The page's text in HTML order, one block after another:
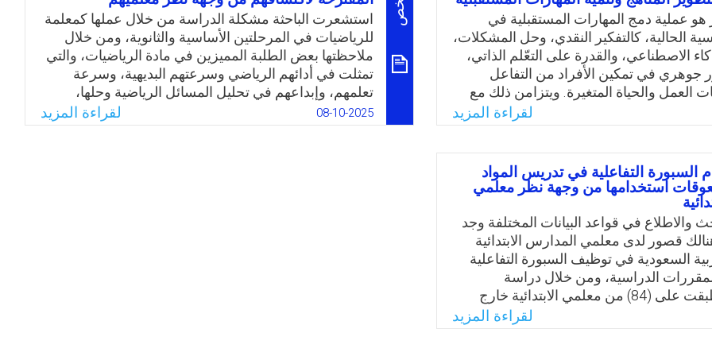
بالسؤال الرئيس التالي: كيف يمكن لمعلمة
توظيف التطبيقات الرقمية في إعداد الخطة
رياض الأطفال؟
Twitter
Email
وفي مجال التعليم، تعني هذه الدراسات بدمج المحتوى من
مختلف المواد الدراسية لتطوير مناهج تعليمية أكثر شموليّة
وفعاليّة.
WhatsApp
Facebook
Twitter
Email
هو عملية دمج المهارات المستقبلية في
الحالية، كالتفكير النقدي، وحل المشكلات،
الاصطناعي، والقدرة على التعّلم الذاتي،
جوهري في تمكين الأفراد من التفاعل
العمل والحياة المتغيرة. ويتزامن ذلك مع
الوطنية والانتماء، بوصفهما ركائز
التماسك المجتمعي والحفاظ على خصوصية
في ظل العولمة. وعليه، جاءت هذه الورقة
رؤية استراتيجية لتطوير المناهج الدراسية،
الواقع التعليمي الراهن، وتستشرف آفاق
لإرساء منظومة تعليمية قادرة على بناء
والكفاءات التي تؤهلها لمواكبة
مع الحفاظ على قيمها وهويتها الأصيلة.
Twitter
Email
لقراءة المزيد
استشعرت الباحثة مشكلة الدراسة من خلال عملها كمعلمة
للرياضيات في المرحلتين الأساسية والثانوية، ومن خلال
ملاحظتها بعض الطلبة المميزين في مادة الرياضيات، والتي
تمثلت في أدائهم الرياضي وسرعتهم البديهية، وسرعة
تعلمهم، وإبداعهم في تحليل المسائل الرياضية وحلها،
والعديد من الخصائص الأخرى، ومن هذا المنطلق والاطلاع
على الدراسات ذات الصلة جاءت الحاجة لإجراء هذه
08-10-2025 لقراءة المزيد
السبورة التفاعلية في تدريس المواد
استخدامها من وجهة نظر معلمي
والاطلاع في قواعد البيانات المختلفة وجد
قصور لدى معلمي المدارس الابتدائية
السعودية في توظيف السبورة التفاعلية
الدراسية، ومن خلال دراسة
استطلاعية طبقت على (84) من معلمي الابتدائية خارج
تبين ان مستوى اتجاهات المعلمين نحو
التفاعلية كانت عاليًا، وجاءت كذلك أغلب
لقراءة المزيد